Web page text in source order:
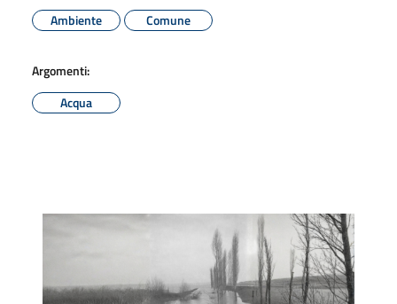
Ambiente
Comune
Argomenti:
Acqua